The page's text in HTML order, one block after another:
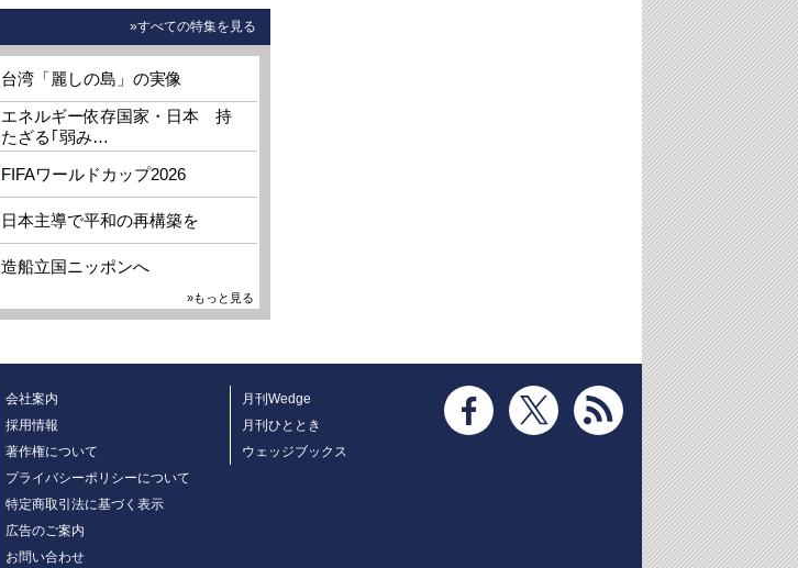
»すべての特集を見る
台湾「麗しの島」の実像
エネルギー依存国家・日本 持
たざる｢弱み…
FIFAワールドカップ2026
日本主導で平和の再構築を
造船立国ニッポンへ
»もっと見る
会社案内
採用情報
著作権について
プライバシーポリシーについて
特定商取引法に基づく表示
広告のご案内
お問い合わせ
月刊Wedge
月刊ひととき
ウェッジブックス